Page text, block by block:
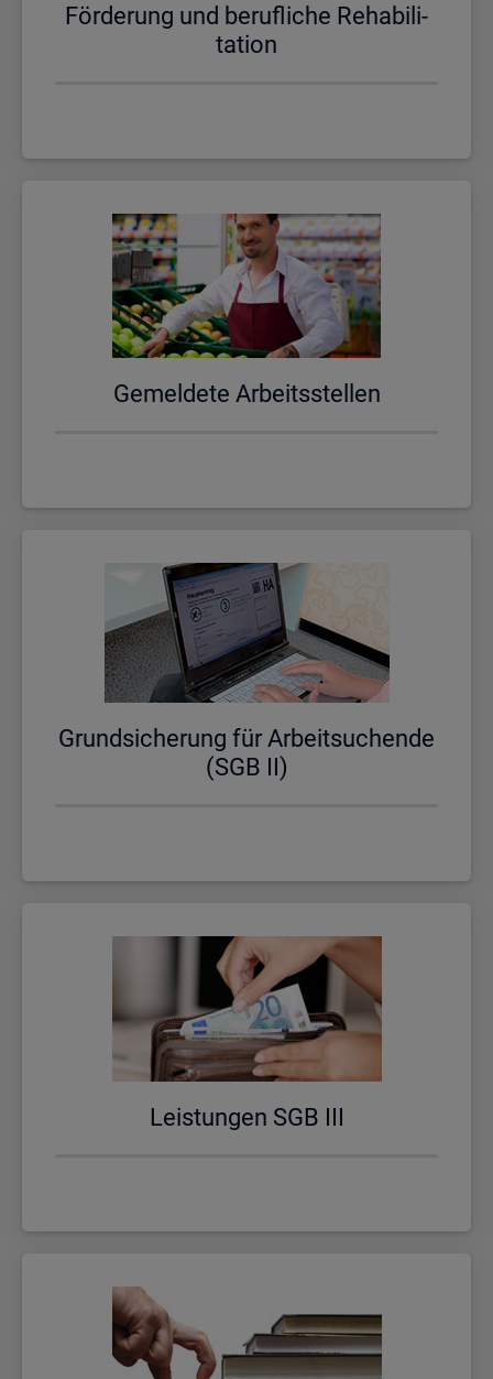
För­de­rung und be­ruf­li­che Re­ha­bi­li­
ta­ti­on
Ge­mel­de­te Ar­beits­stel­len
Grund­si­che­rung für Ar­beit­su­chen­de
(SGB II)
Leis­tun­gen SGB III